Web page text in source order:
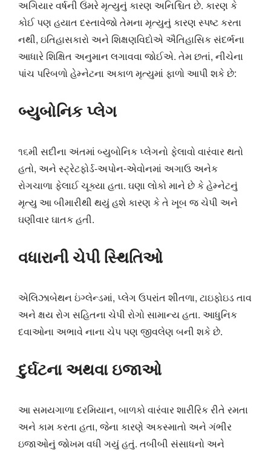
અગિયાર વર્ષની ઉંમરે મૃત્યુનું કારણ અનિશ્ચિત છે. કારણ કે
કોઈ પણ હયાત દસ્તાવેજો તેમના મૃત્યુનું કારણ સ્પષ્ટ કરતા
નથી, ઇતિહાસકારો અને શિક્ષણવિદોએ ઐતિહાસિક સંદર્ભના
આધારે શિક્ષિત અનુમાન લગાવવા જોઈએ. તેમ છતાં, નીચેના
પાંચ પરિબળો હેમ્નેટના અકાળ મૃત્યુમાં ફાળો આપી શકે છે:
બ્યુબોનિક પ્લેગ
૧૬મી સદીના અંતમાં બ્યુબોનિક પ્લેગનો ફેલાવો વારંવાર થતો
હતો, અને સ્ટ્રેટફોર્ડ-અપોન-એવોનમાં અગાઉ અનેક
રોગચાળા ફેલાઈ ચૂક્યા હતા. ઘણા લોકો માને છે કે હેમ્નેટનું
મૃત્યુ આ બીમારીથી થયું હશે કારણ કે તે ખૂબ જ ચેપી અને
ઘણીવાર ઘાતક હતી.
વધારાની ચેપી સ્થિતિઓ
એલિઝાબેથન ઇંગ્લેન્ડમાં, પ્લેગ ઉપરાંત શીતળા, ટાઇફોઇડ તાવ
અને ક્ષય રોગ સહિતના ચેપી રોગો સામાન્ય હતા. આધુનિક
દવાઓના અભાવે નાના ચેપ પણ જીવલેણ બની શકે છે.
દુર્ઘટના અથવા ઇજાઓ
આ સમયગાળા દરમિયાન, બાળકો વારંવાર શારીરિક રીતે રમતા
અને કામ કરતા હતા, જેના કારણે અકસ્માતો અને ગંભીર
ઇજાઓનું જોખમ વધી ગયું હતું. તબીબી સંસાધનો અને